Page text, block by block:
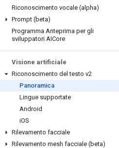
Riconoscimento vocale (alpha)
Prompt (beta)
Programma Anteprima per gli
sviluppatori AICore
Visione artificiale
Riconoscimento del testo v2
Panoramica
Lingue supportate
Android
iOS
Rilevamento facciale
Rilevamento mesh facciale (beta)